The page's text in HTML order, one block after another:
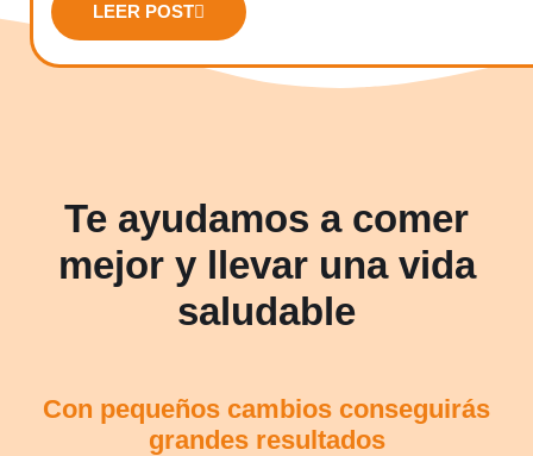
LEER POST
Te ayudamos a comer
mejor y llevar una vida
saludable
Con pequeños cambios conseguirás
grandes resultados